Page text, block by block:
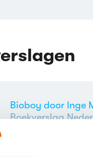
Bioboy door Inge
Boekverslag